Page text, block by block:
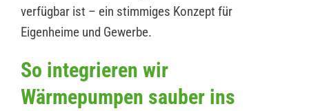
verfügbar ist – ein stimmiges Konzept für
Eigenheime und Gewerbe.
So integrieren wir
Wärmepumpen sauber ins